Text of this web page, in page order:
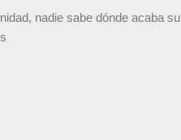
nadie sabe dónde acaba su